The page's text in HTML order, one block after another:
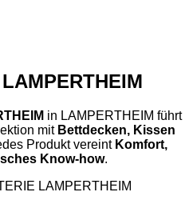
in LAMPERTHEIM führt
mit Bettdecken, Kissen
Produkt vereint Komfort,
Know-how.
LAMPERTHEIM